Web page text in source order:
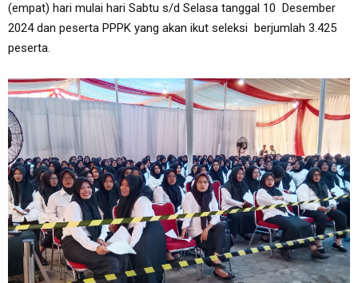
(empat) hari mulai hari Sabtu s/d Selasa tanggal 10 Desember
2024 dan peserta PPPK yang akan ikut seleksi berjumlah 3.425
peserta.